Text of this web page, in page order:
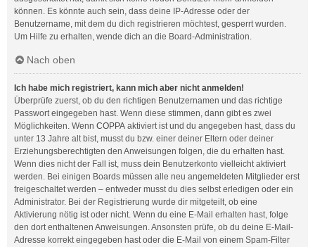
können. Es könnte auch sein, dass deine IP-Adresse oder der
Benutzername, mit dem du dich registrieren möchtest, gesperrt wurden.
Um Hilfe zu erhalten, wende dich an die Board-Administration.
Nach oben
Ich habe mich registriert, kann mich aber nicht anmelden!
Überprüfe zuerst, ob du den richtigen Benutzernamen und das richtige
Passwort eingegeben hast. Wenn diese stimmen, dann gibt es zwei
Möglichkeiten. Wenn COPPA aktiviert ist und du angegeben hast, dass du
unter 13 Jahre alt bist, musst du bzw. einer deiner Eltern oder deiner
Erziehungsberechtigten den Anweisungen folgen, die du erhalten hast.
Wenn dies nicht der Fall ist, muss dein Benutzerkonto vielleicht aktiviert
werden. Bei einigen Boards müssen alle neu angemeldeten Mitglieder erst
freigeschaltet werden – entweder musst du dies selbst erledigen oder ein
Administrator. Bei der Registrierung wurde dir mitgeteilt, ob eine
Aktivierung nötig ist oder nicht. Wenn du eine E-Mail erhalten hast, folge
den dort enthaltenen Anweisungen. Ansonsten prüfe, ob du deine E-Mail-
Adresse korrekt eingegeben hast oder die E-Mail von einem Spam-Filter